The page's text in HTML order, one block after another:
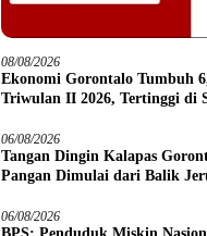
08/08/2026
Ekonomi Gorontalo Tumbuh
Triwulan II 2026, Tertinggi di
06/08/2026
Tangan Dingin Kalapas
Pangan Dimulai dari Balik
06/08/2026